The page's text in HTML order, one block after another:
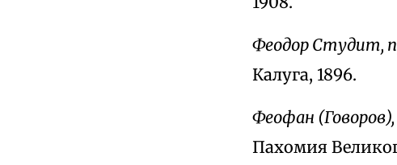
Феодор Студит,
Калуга, 1896.
Феофан
Пахомия